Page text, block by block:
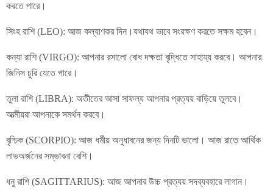
করতে পারে।
সিংহ রাশি (LEO): আজ কল্যাণকর দিন।যথাযথ ভাবে সংরক্ষণ করতে সক্ষম হবেন।
কন্যা রাশি (VIRGO): আপনার রসালো বোধ দক্ষতা বৃদ্ধিতে সাহায্য করবে। আপনার
জিনিস চুরি যেতে পারে।
তুলা রাশি (LIBRA): অতীতের আসা সাফল্য আপনার প্রত্যয় বাড়িয়ে তুলবে।
আত্মীয়রা আপনাকে সমর্থন করবে।
বৃশ্চিক (SCORPIO): আজ ধর্মীয় অনুধাবনের জন্য দিনটি ভালো। আজ রাতে আর্থিক
লাভঅর্জনের সম্ভাবনা বেশি।
ধনু রাশি (SAGITTARIUS): আজ আপনার উচ্চ প্রত্যয় সদব্যবহারে লাগান।